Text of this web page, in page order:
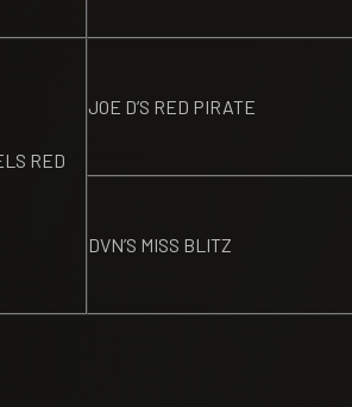
RED
JOE D’S RED PIRATE
DVN’S MISS BLITZ